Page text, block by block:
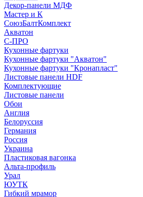
Декор-панели МДФ
Мастер и К
СоюзБалтКомплект
Акватон
С-ПРО
Кухонные фартуки
Кухонные фартуки "Акватон"
Кухонные фартуки "Кронапласт"
Листовые панели HDF
Комплектующие
Листовые панели
Обои
Англия
Белоруссия
Германия
Россия
Украина
Пластиковая вагонка
Альта-профиль
Урал
ЮУТК
Гибкий мрамор